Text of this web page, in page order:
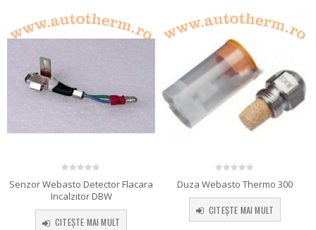
Senzor Webasto Detector Flacara
Incalzitor DBW
CITEȘTE MAI MULT
Duza Webasto Thermo 300
CITEȘTE MAI MULT